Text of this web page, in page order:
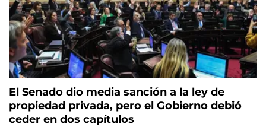
El Senado dio media sanción a la ley de
propiedad privada, pero el Gobierno debió
ceder en dos capítulos